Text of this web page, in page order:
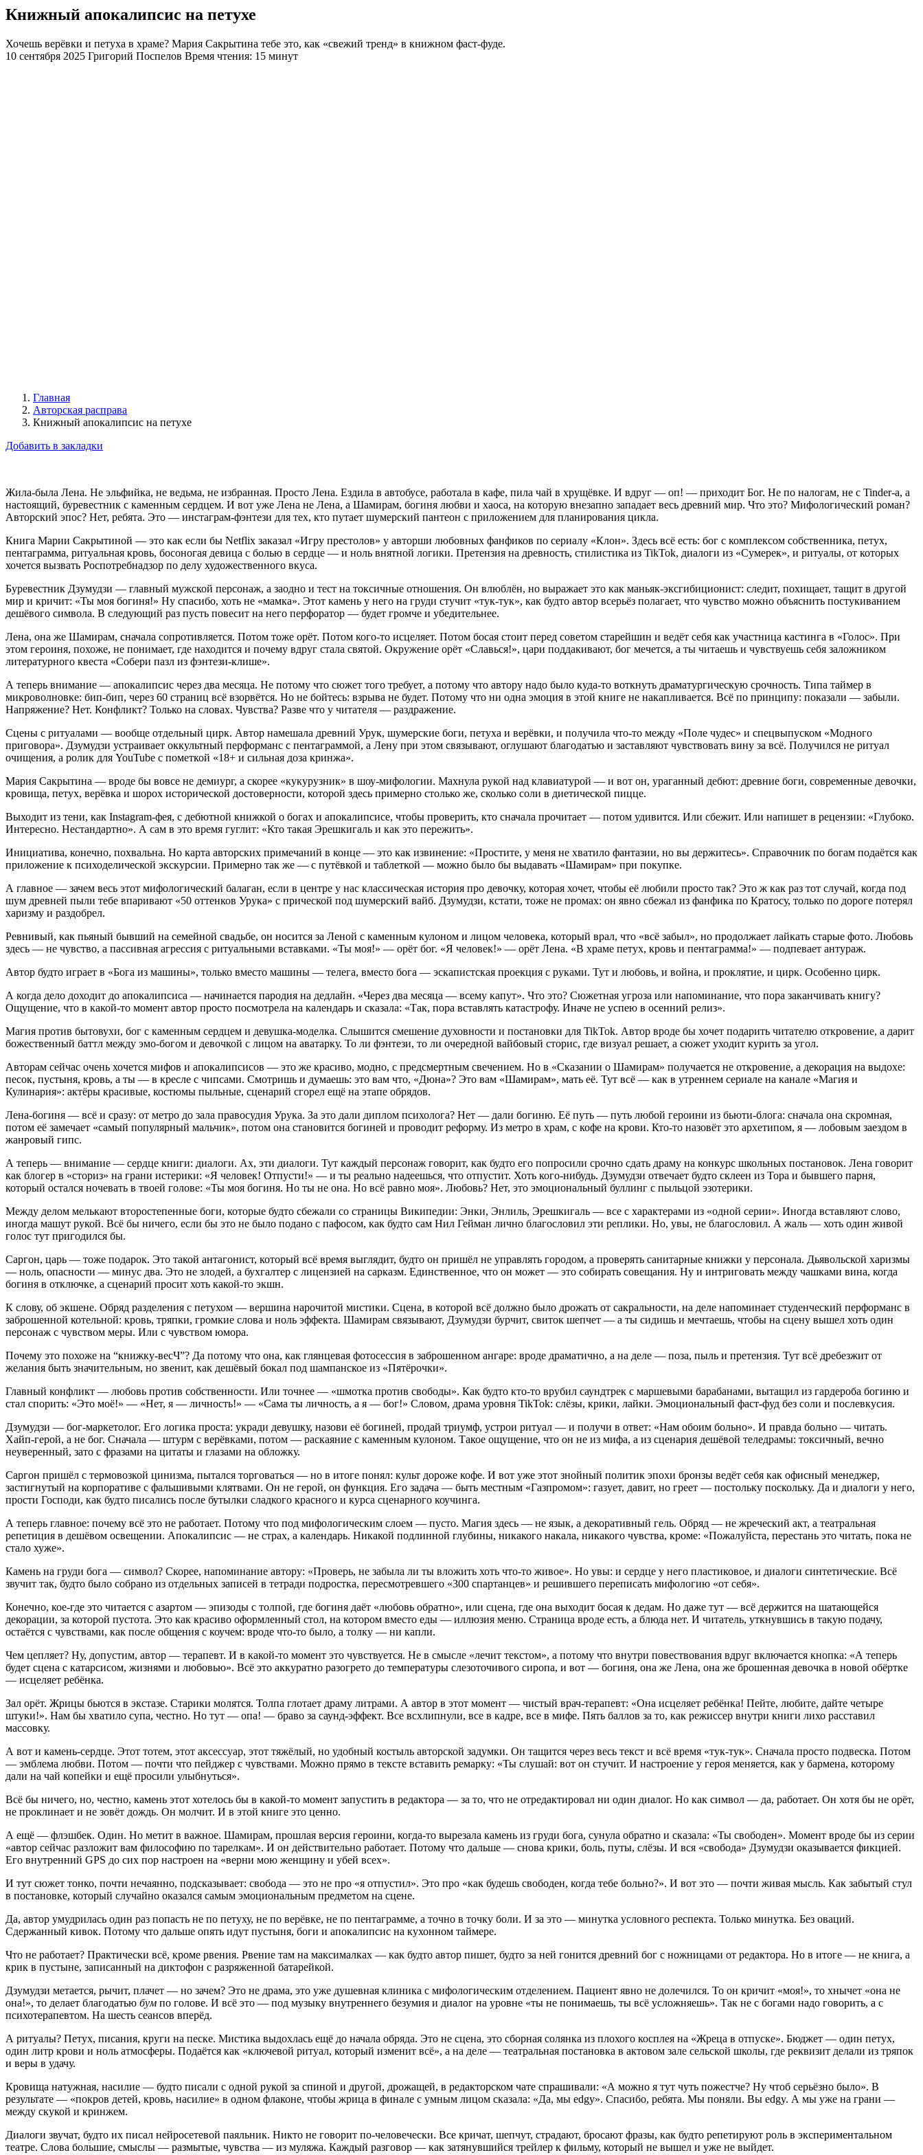
Книжный апокалипсис на петухе
Хочешь верёвки и петуха в храме? Мария Сакрытина тебе это, как «свежий тренд» в книжном фаст-фуде.
10 сентября 2025 Григорий Поспелов Время чтения: 15 минут
Главная
Авторская расправа
Книжный апокалипсис на петухе
Добавить в закладки
Жила-была Лена. Не эльфийка, не ведьма, не избранная. Просто Лена. Ездила в автобусе, работала в кафе, пила чай в хрущёвке. И вдруг — оп! — приходит Бог. Не по налогам, не с Tinder-а, а
настоящий, буревестник с каменным сердцем. И вот уже Лена не Лена, а Шамирам, богиня любви и хаоса, на которую внезапно западает весь древний мир. Что это? Мифологический роман?
Авторский эпос? Нет, ребята. Это — инстаграм-фэнтези для тех, кто путает шумерский пантеон с приложением для планирования цикла.
Книга Марии Сакрытиной — это как если бы Netflix заказал «Игру престолов» у авторши любовных фанфиков по сериалу «Клон». Здесь всё есть: бог с комплексом собственника, петух,
пентаграмма, ритуальная кровь, босоногая девица с болью в сердце — и ноль внятной логики. Претензия на древность, стилистика из TikTok, диалоги из «Сумерек», и ритуалы, от которых
хочется вызвать Роспотребнадзор по делу художественного вкуса.
Буревестник Дзумудзи — главный мужской персонаж, а заодно и тест на токсичные отношения. Он влюблён, но выражает это как маньяк-эксгибиционист: следит, похищает, тащит в другой
мир и кричит: «Ты моя богиня!» Ну спасибо, хоть не «мамка». Этот камень у него на груди стучит «тук-тук», как будто автор всерьёз полагает, что чувство можно объяснить постукиванием
дешёвого символа. В следующий раз пусть повесит на него перфоратор — будет громче и убедительнее.
Лена, она же Шамирам, сначала сопротивляется. Потом тоже орёт. Потом кого-то исцеляет. Потом босая стоит перед советом старейшин и ведёт себя как участница кастинга в «Голос». При
этом героиня, похоже, не понимает, где находится и почему вдруг стала святой. Окружение орёт «Славься!», цари поддакивают, бог мечется, а ты читаешь и чувствуешь себя заложником
литературного квеста «Собери пазл из фэнтези-клише».
А теперь внимание — апокалипсис через два месяца. Не потому что сюжет того требует, а потому что автору надо было куда-то воткнуть драматургическую срочность. Типа таймер в
микроволновке: бип-бип, через 60 страниц всё взорвётся. Но не бойтесь: взрыва не будет. Потому что ни одна эмоция в этой книге не накапливается. Всё по принципу: показали — забыли.
Напряжение? Нет. Конфликт? Только на словах. Чувства? Разве что у читателя — раздражение.
Сцены с ритуалами — вообще отдельный цирк. Автор намешала древний Урук, шумерские боги, петуха и верёвки, и получила что-то между «Поле чудес» и спецвыпуском «Модного
приговора». Дзумудзи устраивает оккультный перформанс с пентаграммой, а Лену при этом связывают, оглушают благодатью и заставляют чувствовать вину за всё. Получился не ритуал
очищения, а ролик для YouTube с пометкой «18+ и сильная доза кринжа».
Мария Сакрытина — вроде бы вовсе не демиург, а скорее «кукурузник» в шоу-мифологии. Махнула рукой над клавиатурой — и вот он, ураганный дебют: древние боги, современные девочки,
кровища, петух, верёвка и шорох исторической достоверности, которой здесь примерно столько же, сколько соли в диетической пицце.
Выходит из тени, как Instagram-фея, с дебютной книжкой о богах и апокалипсисе, чтобы проверить, кто сначала прочитает — потом удивится. Или сбежит. Или напишет в рецензии: «Глубоко.
Интересно. Нестандартно». А сам в это время гуглит: «Кто такая Эрешкигаль и как это пережить».
Инициатива, конечно, похвальна. Но карта авторских примечаний в конце — это как извинение: «Простите, у меня не хватило фантазии, но вы держитесь». Справочник по богам подаётся как
приложение к психоделической экскурсии. Примерно так же — с путёвкой и таблеткой — можно было бы выдавать «Шамирам» при покупке.
А главное — зачем весь этот мифологический балаган, если в центре у нас классическая история про девочку, которая хочет, чтобы её любили просто так? Это ж как раз тот случай, когда под
шум древней пыли тебе впаривают «50 оттенков Урука» с прической под шумерский вайб. Дзумудзи, кстати, тоже не промах: он явно сбежал из фанфика по Кратосу, только по дороге потерял
харизму и раздобрел.
Ревнивый, как пьяный бывший на семейной свадьбе, он носится за Леной с каменным кулоном и лицом человека, который врал, что «всё забыл», но продолжает лайкать старые фото. Любовь
здесь — не чувство, а пассивная агрессия с ритуальными вставками. «Ты моя!» — орёт бог. «Я человек!» — орёт Лена. «В храме петух, кровь и пентаграмма!» — подпевает антураж.
Автор будто играет в «Бога из машины», только вместо машины — телега, вместо бога — эскапистская проекция с руками. Тут и любовь, и война, и проклятие, и цирк. Особенно цирк.
А когда дело доходит до апокалипсиса — начинается пародия на дедлайн. «Через два месяца — всему капут». Что это? Сюжетная угроза или напоминание, что пора заканчивать книгу?
Ощущение, что в какой-то момент автор просто посмотрела на календарь и сказала: «Так, пора вставлять катастрофу. Иначе не успею в осенний релиз».
Магия против бытовухи, бог с каменным сердцем и девушка-моделка. Слышится смешение духовности и постановки для TikTok. Автор вроде бы хочет подарить читателю откровение, а дарит
божественный баттл между эмо-богом и девочкой с лицом на аватарку. То ли фэнтези, то ли очередной вайбовый сторис, где визуал решает, а сюжет уходит курить за угол.
Авторам сейчас очень хочется мифов и апокалипсисов — это же красиво, модно, с предсмертным свечением. Но в «Сказании о Шамирам» получается не откровение, а декорация на выдохе:
песок, пустыня, кровь, а ты — в кресле с чипсами. Смотришь и думаешь: это вам что, «Дюна»? Это вам «Шамирам», мать её. Тут всё — как в утреннем сериале на канале «Магия и
Кулинария»: актёры красивые, костюмы пыльные, сценарий сгорел ещё на этапе обрядов.
Лена-богиня — всё и сразу: от метро до зала правосудия Урука. За это дали диплом психолога? Нет — дали богиню. Её путь — путь любой героини из бьюти-блога: сначала она скромная,
потом её замечает «самый популярный мальчик», потом она становится богиней и проводит реформу. Из метро в храм, с кофе на крови. Кто-то назовёт это архетипом, я — лобовым заездом в
жанровый гипс.
А теперь — внимание — сердце книги: диалоги. Ах, эти диалоги. Тут каждый персонаж говорит, как будто его попросили срочно сдать драму на конкурс школьных постановок. Лена говорит
как блогер в «сториз» на грани истерики: «Я человек! Отпусти!» — и ты реально надеешься, что отпустит. Хоть кого-нибудь. Дзумудзи отвечает будто склеен из Тора и бывшего парня,
который остался ночевать в твоей голове: «Ты моя богиня. Но ты не она. Но всё равно моя». Любовь? Нет, это эмоциональный буллинг с пыльцой эзотерики.
Между делом мелькают второстепенные боги, которые будто сбежали со страницы Википедии: Энки, Энлиль, Эрешкигаль — все с характерами из «одной серии». Иногда вставляют слово,
иногда машут рукой. Всё бы ничего, если бы это не было подано с пафосом, как будто сам Нил Гейман лично благословил эти реплики. Но, увы, не благословил. А жаль — хоть один живой
голос тут пригодился бы.
Саргон, царь — тоже подарок. Это такой антагонист, который всё время выглядит, будто он пришёл не управлять городом, а проверять санитарные книжки у персонала. Дьявольской харизмы
— ноль, опасности — минус два. Это не злодей, а бухгалтер с лицензией на сарказм. Единственное, что он может — это собирать совещания. Ну и интриговать между чашками вина, когда
богиня в отключке, а сценарий просит хоть какой-то экшн.
К слову, об экшене. Обряд разделения с петухом — вершина нарочитой мистики. Сцена, в которой всё должно было дрожать от сакральности, на деле напоминает студенческий перформанс в
заброшенной котельной: кровь, тряпки, громкие слова и ноль эффекта. Шамирам связывают, Дзумудзи бурчит, свиток шепчет — а ты сидишь и мечтаешь, чтобы на сцену вышел хоть один
персонаж с чувством меры. Или с чувством юмора.
Почему это похоже на “книжку-весЧ”? Да потому что она, как глянцевая фотосессия в заброшенном ангаре: вроде драматично, а на деле — поза, пыль и претензия. Тут всё дребезжит от
желания быть значительным, но звенит, как дешёвый бокал под шампанское из «Пятёрочки».
Главный конфликт — любовь против собственности. Или точнее — «шмотка против свободы». Как будто кто-то врубил саундтрек с маршевыми барабанами, вытащил из гардероба богиню и
стал спорить: «Это моё!» — «Нет, я — личность!» — «Сама ты личность, а я — бог!» Словом, драма уровня TikTok: слёзы, крики, лайки. Эмоциональный фаст-фуд без соли и послевкусия.
Дзумудзи — бог-маркетолог. Его логика проста: укради девушку, назови её богиней, продай триумф, устрои ритуал — и получи в ответ: «Нам обоим больно». И правда больно — читать.
Хайп-герой, а не бог. Сначала — штурм с верёвками, потом — раскаяние с каменным кулоном. Такое ощущение, что он не из мифа, а из сценария дешёвой теледрамы: токсичный, вечно
неуверенный, зато с фразами на цитаты и глазами на обложку.
Саргон пришёл с термовозкой цинизма, пытался торговаться — но в итоге понял: культ дороже кофе. И вот уже этот знойный политик эпохи бронзы ведёт себя как офисный менеджер,
застигнутый на корпоративе с фальшивыми клятвами. Он не герой, он функция. Его задача — быть местным «Газпромом»: газует, давит, но греет — постольку поскольку. Да и диалоги у него,
прости Господи, как будто писались после бутылки сладкого красного и курса сценарного коучинга.
А теперь главное: почему всё это не работает. Потому что под мифологическим слоем — пусто. Магия здесь — не язык, а декоративный гель. Обряд — не жреческий акт, а театральная
репетиция в дешёвом освещении. Апокалипсис — не страх, а календарь. Никакой подлинной глубины, никакого накала, никакого чувства, кроме: «Пожалуйста, перестань это читать, пока не
стало хуже».
Камень на груди бога — символ? Скорее, напоминание автору: «Проверь, не забыла ли ты вложить хоть что-то живое». Но увы: и сердце у него пластиковое, и диалоги синтетические. Всё
звучит так, будто было собрано из отдельных записей в тетради подростка, пересмотревшего «300 спартанцев» и решившего переписать мифологию «от себя».
Конечно, кое-где это читается с азартом — эпизоды с толпой, где богиня даёт «любовь обратно», или сцена, где она выходит босая к дедам. Но даже тут — всё держится на шатающейся
декорации, за которой пустота. Это как красиво оформленный стол, на котором вместо еды — иллюзия меню. Страница вроде есть, а блюда нет. И читатель, уткнувшись в такую подачу,
остаётся с чувствами, как после общения с коучем: вроде что-то было, а толку — ни капли.
Чем цепляет? Ну, допустим, автор — терапевт. И в какой-то момент это чувствуется. Не в смысле «лечит текстом», а потому что внутри повествования вдруг включается кнопка: «А теперь
будет сцена с катарсисом, жизнями и любовью». Всё это аккуратно разогрето до температуры слезоточивого сиропа, и вот — богиня, она же Лена, она же брошенная девочка в новой обёртке
— исцеляет ребёнка.
Зал орёт. Жрицы бьются в экстазе. Старики молятся. Толпа глотает драму литрами. А автор в этот момент — чистый врач-терапевт: «Она исцеляет ребёнка! Пейте, любите, дайте четыре
штуки!». Нам бы хватило супа, честно. Но тут — опа! — браво за саунд-эффект. Все всхлипнули, все в кадре, все в мифе. Пять баллов за то, как режиссер внутри книги лихо расставил
массовку.
А вот и камень-сердце. Этот тотем, этот аксессуар, этот тяжёлый, но удобный костыль авторской задумки. Он тащится через весь текст и всё время «тук-тук». Сначала просто подвеска. Потом
— эмблема любви. Потом — почти что пейджер с чувствами. Можно прямо в тексте вставить ремарку: «Ты слушай: вот он стучит. И настроение у героя меняется, как у бармена, которому
дали на чай копейки и ещё просили улыбнуться».
Всё бы ничего, но, честно, камень этот хотелось бы в какой-то момент запустить в редактора — за то, что не отредактировал ни один диалог. Но как символ — да, работает. Он хотя бы не орёт,
не проклинает и не зовёт дождь. Он молчит. И в этой книге это ценно.
А ещё — флэшбек. Один. Но метит в важное. Шамирам, прошлая версия героини, когда-то вырезала камень из груди бога, сунула обратно и сказала: «Ты свободен». Момент вроде бы из серии
«автор сейчас разложит вам философию по тарелкам». И он действительно работает. Потому что дальше — снова крики, боль, путы, слёзы. И вся «свобода» Дзумудзи оказывается фикцией.
Его внутренний GPS до сих пор настроен на «верни мою женщину и убей всех».
И тут сюжет тонко, почти нечаянно, подсказывает: свобода — это не про «я отпустил». Это про «как будешь свободен, когда тебе больно?». И вот это — почти живая мысль. Как забытый стул
в постановке, который случайно оказался самым эмоциональным предметом на сцене.
Да, автор умудрилась один раз попасть не по петуху, не по верёвке, не по пентаграмме, а точно в точку боли. И за это — минутка условного респекта. Только минутка. Без оваций.
Сдержанный кивок. Потому что дальше опять идут пустыня, боги и апокалипсис на кухонном таймере.
Что не работает? Практически всё, кроме рвения. Рвение там на максималках — как будто автор пишет, будто за ней гонится древний бог с ножницами от редактора. Но в итоге — не книга, а
крик в пустыне, записанный на диктофон с разряженной батарейкой.
Дзумудзи метается, рычит, плачет — но зачем? Это не драма, это уже душевная клиника с мифологическим отделением. Пациент явно не долечился. То он кричит «моя!», то хнычет «она не
она!», то делает благодатью бум по голове. И всё это — под музыку внутреннего безумия и диалог на уровне «ты не понимаешь, ты всё усложняешь». Так не с богами надо говорить, а с
психотерапевтом. На шесть сеансов вперёд.
А ритуалы? Петух, писания, круги на песке. Мистика выдохлась ещё до начала обряда. Это не сцена, это сборная солянка из плохого косплея на «Жреца в отпуске». Бюджет — один петух,
один литр крови и ноль атмосферы. Подаётся как «ключевой ритуал, который изменит всё», а на деле — театральная постановка в актовом зале сельской школы, где реквизит делали из тряпок
и веры в удачу.
Кровища натужная, насилие — будто писали с одной рукой за спиной и другой, дрожащей, в редакторском чате спрашивали: «А можно я тут чуть пожестче? Ну чтоб серьёзно было». В
результате — «покров детей, кровь, насилие» в одном флаконе, чтобы жрица в финале с умным лицом сказала: «Да, мы edgy». Спасибо, ребята. Мы поняли. Вы edgy. А мы уже на грани —
между скукой и кринжем.
Диалоги звучат, будто их писал нейросетевой паяльник. Никто не говорит по-человечески. Все кричат, шепчут, страдают, бросают фразы, как будто репетируют роль в экспериментальном
театре. Слова большие, смыслы — размытые, чувства — из муляжа. Каждый разговор — как затянувшийся трейлер к фильму, который не вышел и уже не выйдет.